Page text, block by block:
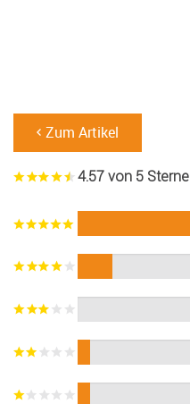
Zum Artikel
4.57 von 5 Sterne